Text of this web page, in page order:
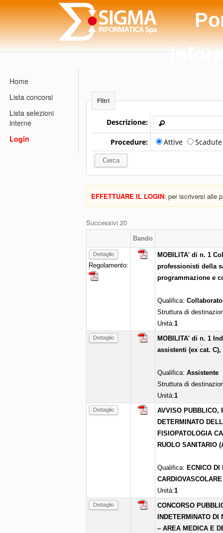
Home
Lista concorsi
Lista selezioni
interne
Login
Filtri
Descrizione:
Procedure: Attive
EFFETTUARE IL LOGIN: per iscriversi alle
Successivi 20
Bando
Dettaglio
Regolamento:
MOBILITA' di n. 1
professionisti della
programmazione e
Qualifica:
Struttura di
Unità:1
Dettaglio
MOBILITA' di n. 1
assistenti (ex cat.
Qualifica: Assistente
Struttura di
Unità:1
Dettaglio
AVVISO PUBBLICO,
DETERMINATO
FISIOPATOLOGIA
RUOLO SANITARIO
Qualifica: ECNICO DI
CARDIOVASCOLARE
Unità:1
Dettaglio
CONCORSO
INDETERMINATO
– AREA MEDICA E